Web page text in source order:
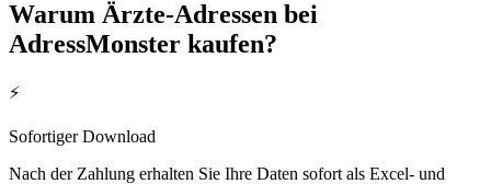
Warum Ärzte-Adressen bei
AdressMonster kaufen?
⚡
Sofortiger Download
Nach der Zahlung erhalten Sie Ihre Daten sofort als Excel- und